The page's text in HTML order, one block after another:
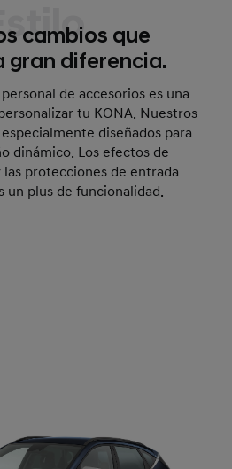
cambios que
gran diferencia.
de accesorios es una
tu KONA. Nuestros
diseñados para
dinámico. Los efectos de
las protecciones de entrada
un plus de funcionalidad.